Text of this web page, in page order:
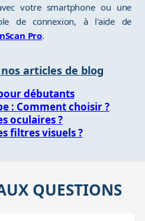
votre smartphone ou une
de connexion, à l'aide de
Pro.
articles de blog
débutants
: Comment choisir ?
oculaires ?
filtres visuels ?
QUESTIONS